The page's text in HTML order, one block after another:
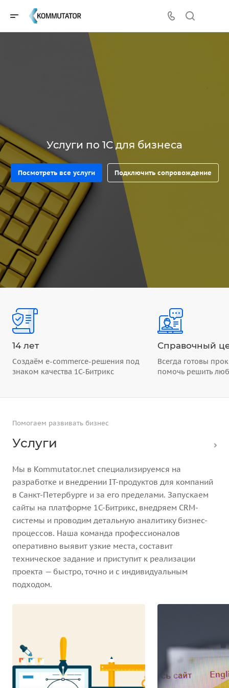
Услуги по 1С для бизнеса
Посмотреть все услуги Подключить сопровождение
14 лет
Создаём e-commerce-решения под
знаком качества 1С-Битрикс
Справочный
Всегда готовы
помочь решить
Помогаем развивать бизнес
Услуги
Мы в Kommutator.net специализируемся на
разработке и внедрении IT-продуктов для компаний
в Санкт-Петербурге и за его пределами. Запускаем
сайты на платформе 1С-Битрикс, внедряем CRM-
системы и проводим детальную аналитику бизнес-
процессов. Наша команда профессионалов
оперативно выявит узкие места, составит
техническое задание и приступит к реализации
проекта — быстро, точно и с индивидуальным
подходом.